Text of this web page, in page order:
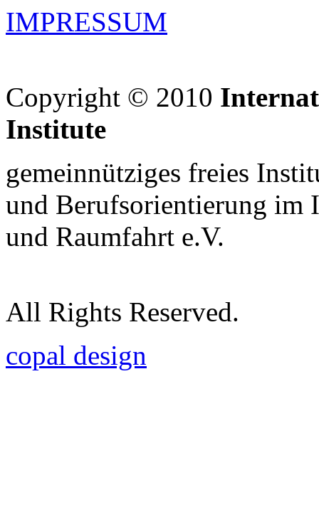
IMPRESSUM
Copyright © 2010
Institute
gemeinnütziges freies
und Berufsorientierung im
und Raumfahrt e.V.
All Rights Reserved.
copal design